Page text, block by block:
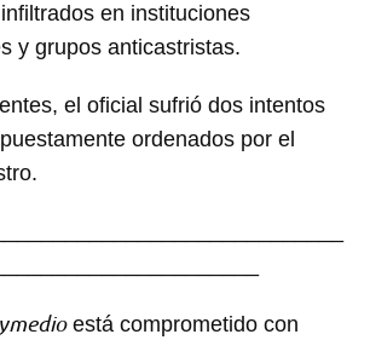
en instituciones
y grupos anticastristas.
el oficial sufrió dos intentos
ordenados por el
está comprometido con